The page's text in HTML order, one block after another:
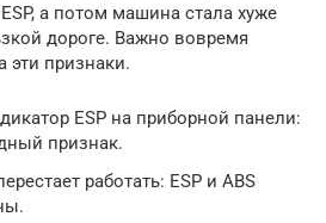
а потом машина стала хуже
дороге. Важно вовремя
эти признаки.
ESP на приборной панели:
признак.
работать: ESP и ABS